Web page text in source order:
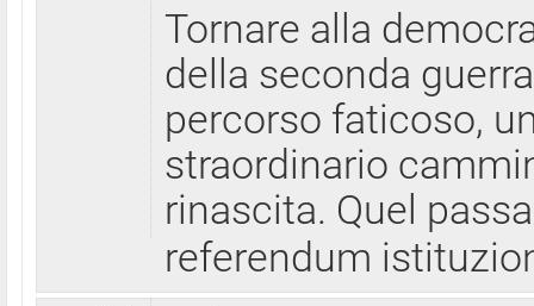
Tornare alla
della seconda
percorso faticoso,
straordinario
rinascita. Quel
referendum